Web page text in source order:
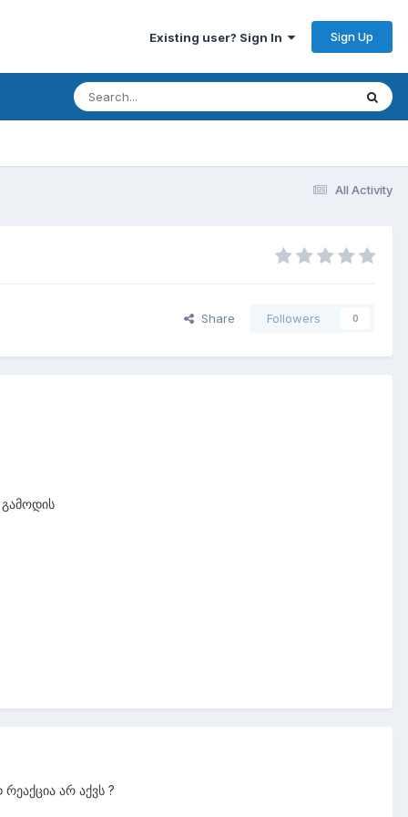
Existing user? Sign In Sign Up
All Activity
Share Followers 0
არ აქვს ?